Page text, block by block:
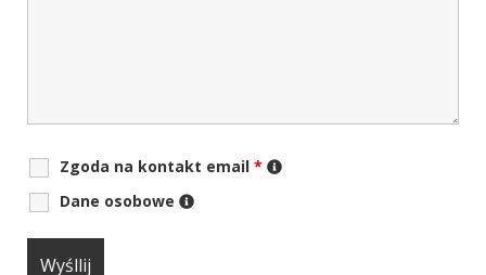
Zgoda na kontakt email *
Dane osobowe